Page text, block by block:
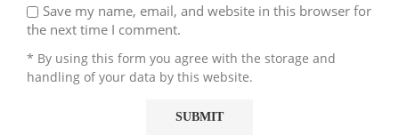
Save my name, email, and website in this browser for
the next time I comment.
* By using this form you agree with the storage and
handling of your data by this website.